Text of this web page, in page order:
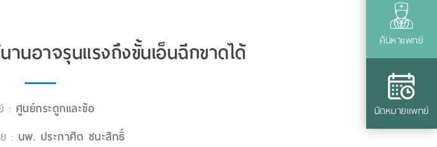
ค้นหาแพทย์
นัดหมายแพทย์
านอาจรุนแรงถึงขั้นเอ็นฉีกขาดได้
: ศูนย์กระดูกและข้อ
: นพ. ประกาศิต ชนะสิทธิ์